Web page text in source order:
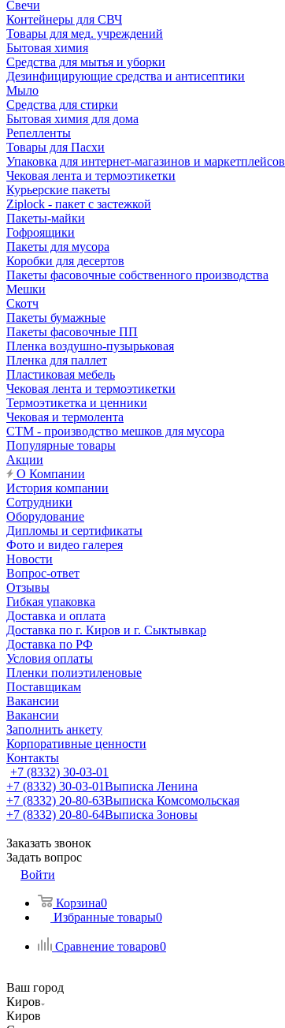
Свечи
Контейнеры для СВЧ
Товары для мед. учреждений
Бытовая химия
Средства для мытья и уборки
Дезинфицирующие средства и антисептики
Мыло
Средства для стирки
Бытовая химия для дома
Репелленты
Товары для Пасхи
Упаковка для интернет-магазинов и маркетплейсов
Чековая лента и термоэтикетки
Курьерские пакеты
Ziplock - пакет с застежкой
Пакеты-майки
Гофроящики
Пакеты для мусора
Коробки для десертов
Пакеты фасовочные собственного производства
Мешки
Скотч
Пакеты бумажные
Пакеты фасовочные ПП
Пленка воздушно-пузырьковая
Пленка для паллет
Пластиковая мебель
Чековая лента и термоэтикетки
Термоэтикетка и ценники
Чековая и термолента
СТМ - производство мешков для мусора
Популярные товары
Акции
О Компании
История компании
Сотрудники
Оборудование
Дипломы и сертификаты
Фото и видео галерея
Новости
Вопрос-ответ
Отзывы
Гибкая упаковка
Доставка и оплата
Доставка по г. Киров и г. Сыктывкар
Доставка по РФ
Условия оплаты
Пленки полиэтиленовые
Поставщикам
Вакансии
Вакансии
Заполнить анкету
Корпоративные ценности
Контакты
+7 (8332) 30-03-01
+7 (8332) 30-03-01Выписка Ленина
+7 (8332) 20-80-63Выписка Комсомольская
+7 (8332) 20-80-64Выписка Зоновы
Заказать звонок
Задать вопрос
Войти
Корзина0
Избранные товары0
Сравнение товаров0
Ваш город
Киров
Киров